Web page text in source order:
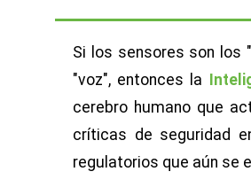
Si los sensores son los
"voz", entonces la
cerebro humano que
críticas de seguridad
regulatorios que aún se